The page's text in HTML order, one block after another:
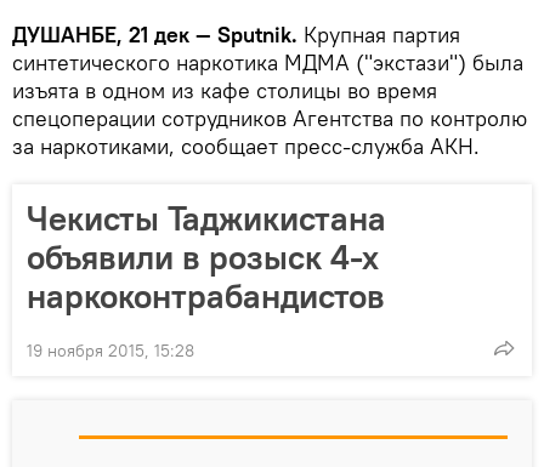
ДУШАНБЕ, 21 дек — Sputnik. Крупная партия
синтетического наркотика МДМА ("экстази") была
изъята в одном из кафе столицы во время
спецоперации сотрудников Агентства по контролю
за наркотиками, сообщает пресс-служба АКН.
Чекисты Таджикистана
объявили в розыск 4-х
наркоконтрабандистов
19 ноября 2015, 15:28